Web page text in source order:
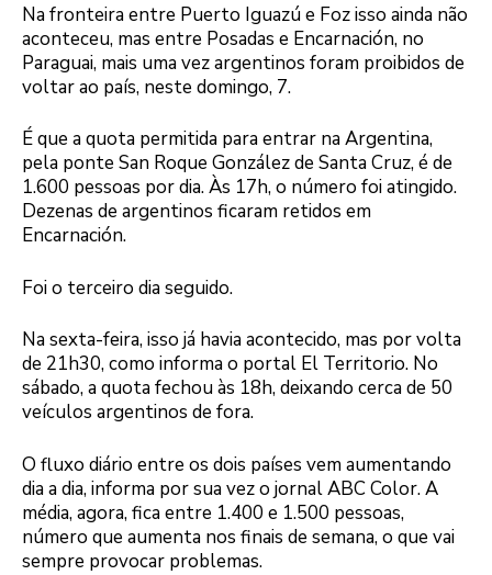
Na fronteira entre Puerto Iguazú e Foz isso ainda não
aconteceu, mas entre Posadas e Encarnación, no
Paraguai, mais uma vez argentinos foram proibidos de
voltar ao país, neste domingo, 7.
É que a quota permitida para entrar na Argentina,
pela ponte San Roque González de Santa Cruz, é de
1.600 pessoas por dia. Às 17h, o número foi atingido.
Dezenas de argentinos ficaram retidos em
Encarnación.
Foi o terceiro dia seguido.
Na sexta-feira, isso já havia acontecido, mas por volta
de 21h30, como informa o portal El Territorio. No
sábado, a quota fechou às 18h, deixando cerca de 50
veículos argentinos de fora.
O fluxo diário entre os dois países vem aumentando
dia a dia, informa por sua vez o jornal ABC Color. A
média, agora, fica entre 1.400 e 1.500 pessoas,
número que aumenta nos finais de semana, o que vai
sempre provocar problemas.